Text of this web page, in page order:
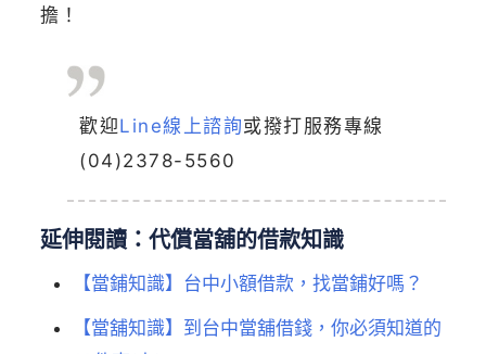
擔！
歡迎Line線上諮詢或撥打服務專線
(04)2378-5560
延伸閱讀：代償當舖的借款知識
【當鋪知識】台中小額借款，找當鋪好嗎？
【當舖知識】到台中當舖借錢，你必須知道的